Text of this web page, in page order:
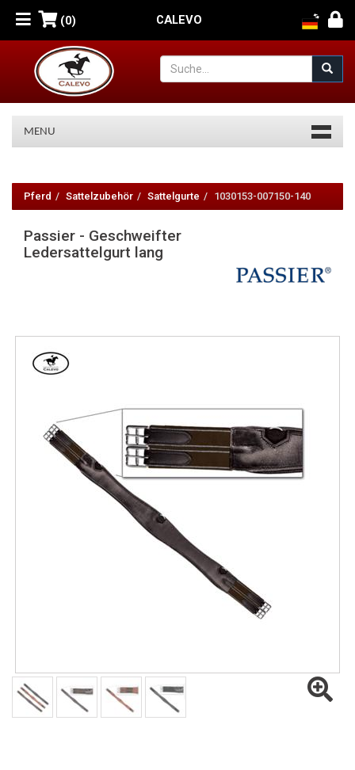
(0) CALEVO
MENU
Geschweifter
Ledersattelgurt
Pferd Sattelzubehör Sattelgurte 1030153-007150-140
Passier - Geschweifter
Ledersattelgurt lang